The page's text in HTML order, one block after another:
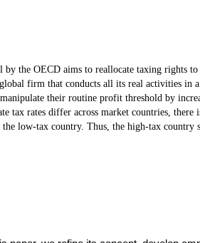
the OECD aims to reallocate taxing rights to
firm that conducts all its real activities in
their routine profit threshold by
tax rates differ across market countries, there
low-tax country. Thus, the high-tax country